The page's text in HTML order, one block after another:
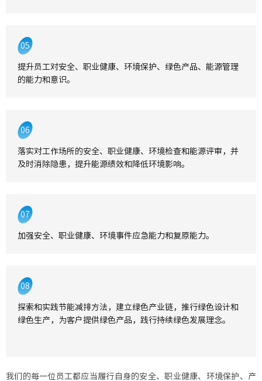
05
提升员工对安全、职业健康、环境保护、绿色产品、能源管理
的能力和意识。
06
落实对工作场所的安全、职业健康、环境检查和能源评审，并
及时消除隐患，提升能源绩效和降低环境影响。
07
加强安全、职业健康、环境事件应急能力和复原能力。
08
探索和实践节能减排方法，建立绿色产业链，推行绿色设计和
绿色生产，为客户提供绿色产品，践行持续绿色发展理念。
我们的每一位员工都应当履行自身的安全、职业健康、环境保护、产